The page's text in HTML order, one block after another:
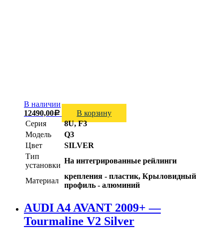
В наличии
12490,00Р
В корзину
Серия
8U, F3
Модель
Q3
Цвет
SILVER
Тип
установки
На интегрированные рейлинги
Материал
крепления - пластик, Крыловидный
профиль - алюминий
AUDI A4 AVANT 2009+ —
Tourmaline V2 Silver